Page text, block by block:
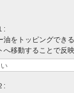
:
をトッピングでき
移動することで反映
: